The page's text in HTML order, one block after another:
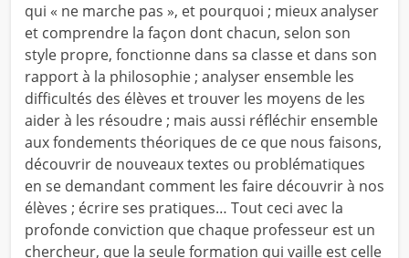
qui « ne marche pas », et pourquoi ; mieux analyser
et comprendre la façon dont chacun, selon son
style propre, fonctionne dans sa classe et dans son
rapport à la philosophie ; analyser ensemble les
difficultés des élèves et trouver les moyens de les
aider à les résoudre ; mais aussi réfléchir ensemble
aux fondements théoriques de ce que nous faisons,
découvrir de nouveaux textes ou problématiques
en se demandant comment les faire découvrir à nos
élèves ; écrire ses pratiques… Tout ceci avec la
profonde conviction que chaque professeur est un
chercheur, que la seule formation qui vaille est celle